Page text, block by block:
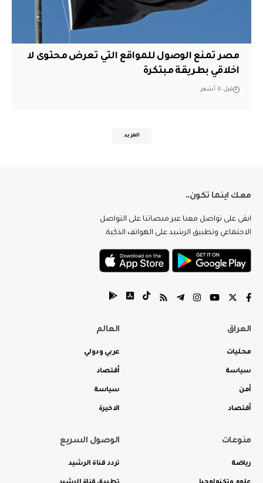
مصر تمنع الوصول للمواقع التي تعرض محتوى لا
اخلاقي بطريقة مبتكرة
قبل 6 أشهر
المزيد
معك اينما تكون..
ابقى على تواصل معنا عبر منصاتنا على التواصل
الاجتماعي وتطبيق الرشيد على الهواتف الذكية.
العراق
محليات
سياسة
أمن
أقتصاد
العالم
عربي ودولي
أقتصاد
سياسة
الاخيرة
منوعات
رياضة
الوصول السريع
تردد قناة الرشيد